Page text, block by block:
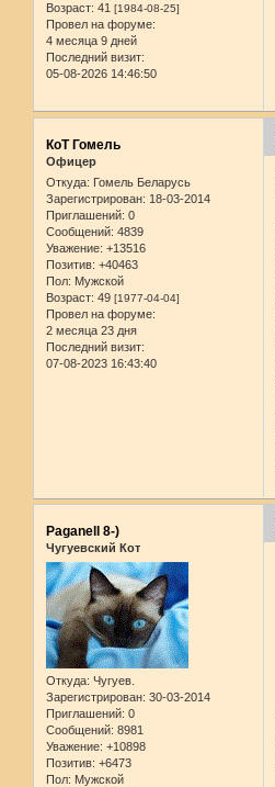
Возраст: 41 [1984-08-25]
Провел на форуме:
4 месяца 9 дней
Последний визит:
05-08-2026 14:46:50
КоТ Гомель
Офицер
Откуда: Гомель Беларусь
Зарегистрирован: 18-03-2014
Приглашений: 0
Сообщений: 4839
Уважение: +13516
Позитив: +40463
Пол: Мужской
Возраст: 49 [1977-04-04]
Провел на форуме:
2 месяца 23 дня
Последний визит:
07-08-2023 16:43:40
Paganell 8-)
Чугуевский Кот
Откуда: Чугуев.
Зарегистрирован: 30-03-2014
Приглашений: 0
Сообщений: 8981
Уважение: +10898
Позитив: +6473
Пол: Мужской